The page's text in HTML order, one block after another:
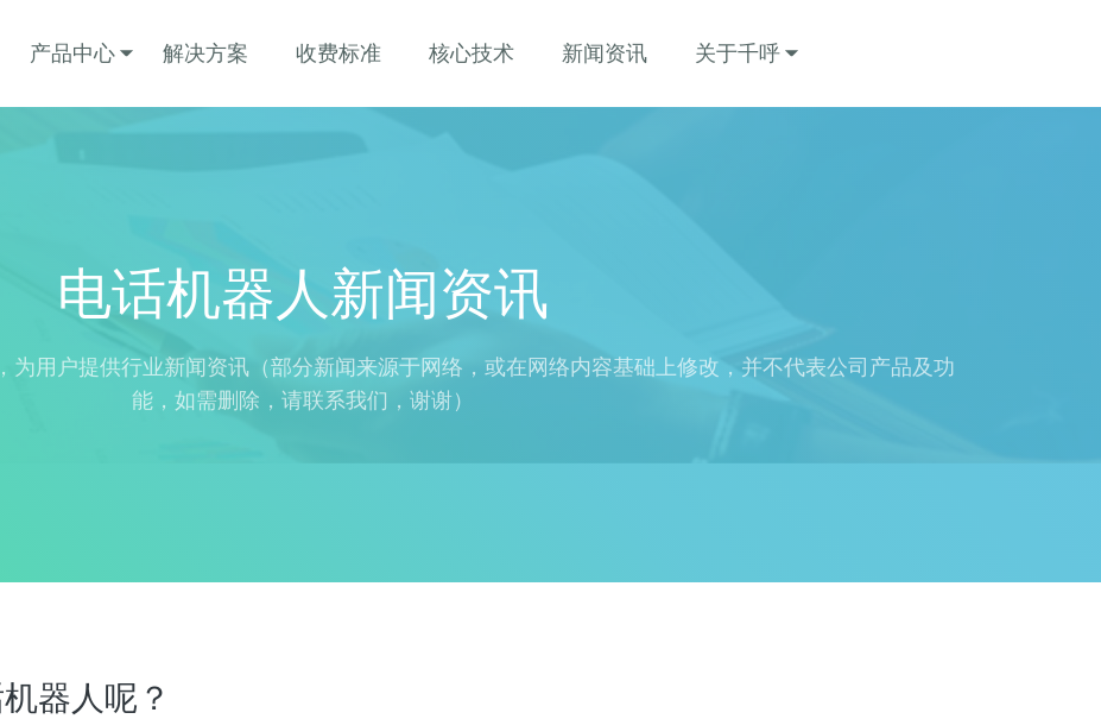
产品中心 解决方案 收费标准 核心技术 新闻资讯 关于千呼
电话机器人新闻资讯
为用户提供行业新闻资讯（部分新闻来源于网络，或在网络内容基础上修改，并不代表公司产品及功
能，如需删除，请联系我们，谢谢）
器人呢？